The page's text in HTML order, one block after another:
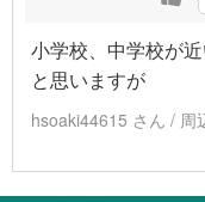
小学校、中学校が
と思いますが
hsoaki44615 さん / 周